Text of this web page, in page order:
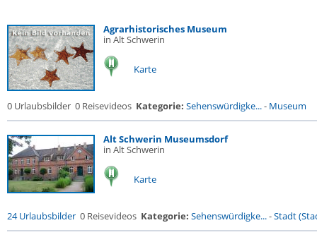
Agrarhistorisches Museum
in Alt Schwerin
Karte
0 Urlaubsbilder 0 Reisevideos Kategorie: Sehenswürdigke...- Museum
Alt Schwerin Museumsdorf
in Alt Schwerin
Karte
24 Urlaubsbilder 0 Reisevideos Kategorie: Sehenswürdigke...-Stadt